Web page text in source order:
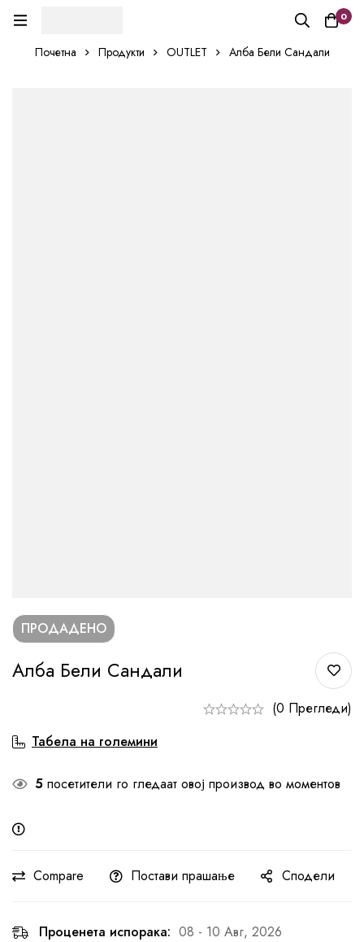
0
Почетна Продукти OUTLET Алба Бели Сандали
ПРОДАДЕНО
Алба Бели Сандали
(0 Прегледи)
Табела на големини
5 посетители го гледаат овој производ во моментов
Compare Постави прашање Сподели
Проценета испорака: 08 - 10 Авг, 2026